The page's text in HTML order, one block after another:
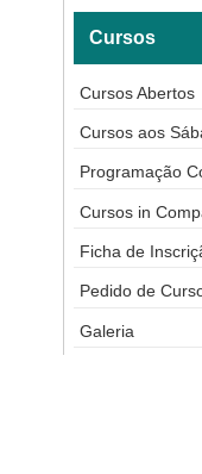
Cursos
Cursos Abertos
Cursos aos
Programação
Cursos in
Ficha de
Pedido de
Galeria